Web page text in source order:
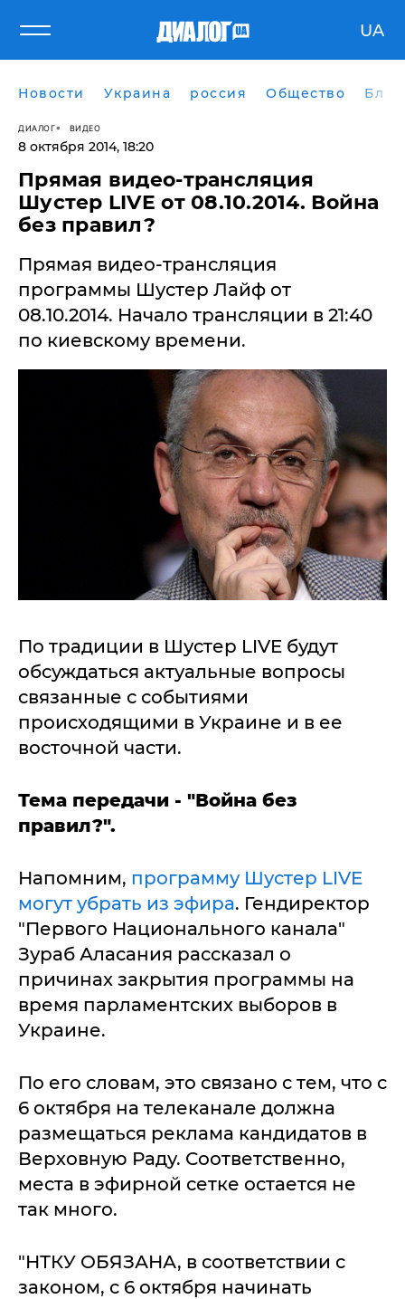
UA
Новости Украина россия Общество
ДИАЛОГ ВИДЕО
8 октября 2014, 18:20
Прямая видео-трансляция
Шустер LIVE от 08.10.2014. Война
без правил?
Прямая видео-трансляция
программы Шустер Лайф от
08.10.2014. Начало трансляции в 21:40
по киевскому времени.
По традиции в Шустер LIVE будут
обсуждаться актуальные вопросы
связанные с событиями
происходящими в Украине и в ее
восточной части.
Тема передачи - "Война без
правил?".
Напомним, программу Шустер LIVE
могут убрать из эфира. Гендиректор
"Первого Национального канала"
Зураб Аласания рассказал о
причинах закрытия программы на
время парламентских выборов в
Украине.
По его словам, это связано с тем, что с
6 октября на телеканале должна
размещаться реклама кандидатов в
Верховную Раду. Соответственно,
места в эфирной сетке остается не
так много.
"НТКУ ОБЯЗАНА, в соответствии с
законом, с 6 октября начинать